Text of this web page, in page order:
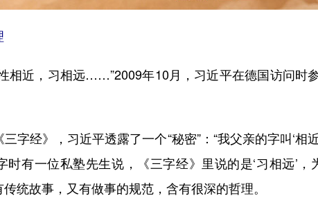
近，习相远……”2009年10月，习近平在德国访问时参
经》，习近平透露了一个“秘密”：“我父亲的字叫‘相近’
时有一位私塾先生说，《三字经》里说的是‘习相远’
统故事，又有做事的规范，含有很深的哲理。